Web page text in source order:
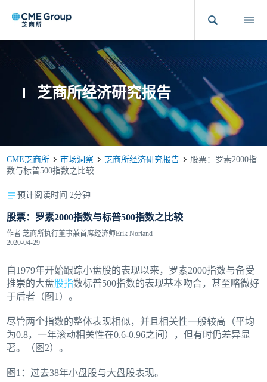
芝商所经济研究报告
CME芝商所 市场洞察 芝商所经济研究报告
股票：罗素2000指
数与标普500指数之比较
预计阅读时间 2分钟
股票：罗素2000指数与标普500指数之比较
作者 芝商所执行董事兼首席经济师Erik Norland
2020-04-29
自1979年开始跟踪小盘股的表现以来，罗素2000指数与备受
推崇的大盘股指数标普500指数的表现基本吻合，甚至略微好
于后者（图1）。
尽管两个指数的整体表现相似，并且相关性一般较高（平均
为0.8，一年滚动相关性在0.6-0.96之间），但有时仍差异显
著。（图2）。
图1：过去38年小盘股与大盘股表现。